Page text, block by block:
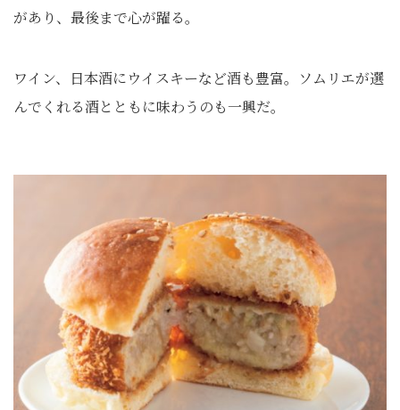
があり、最後まで心が躍る。
ワイン、日本酒にウイスキーなど酒も豊富。ソムリエが選
んでくれる酒とともに味わうのも一興だ。